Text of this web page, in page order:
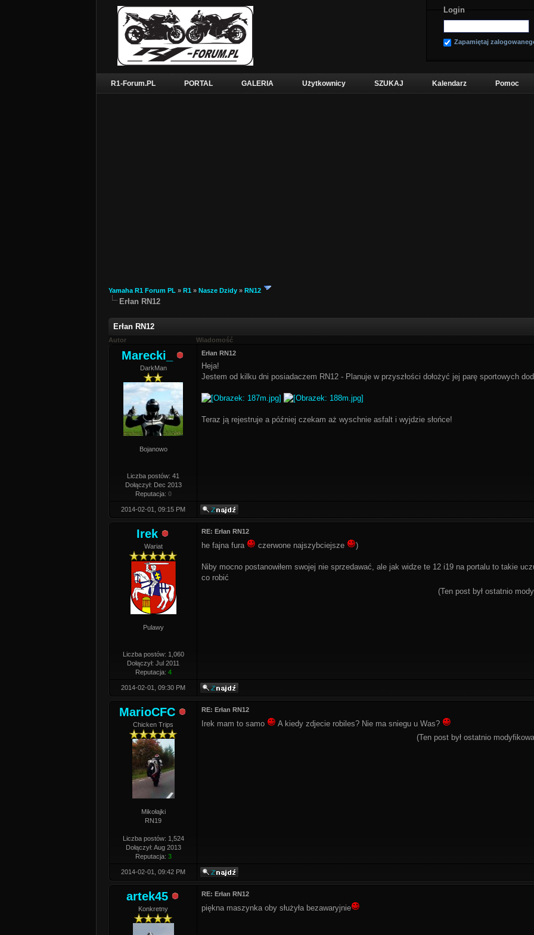
Login
Zapamiętaj
R1-Forum.PL PORTAL GALERIA Użytkownicy SZUKAJ Kalendarz Pomoc
Yamaha R1 Forum PL » R1 » Nasze Dzidy » RN12
Erłan RN12
Erłan RN12
Autor Wiadomość
Marecki_
DarkMan
Bojanowo
Liczba postów: 41
Dołączył: Dec 2013
Reputacja: 0
Erłan RN12
Heja!
Jestem od kilku dni posiadaczem RN12 - Planuje w przyszłości dołożyć jej parę sportowych
Teraz ją rejestruje a później czekam aż wyschnie asfalt i wyjdzie słońce!
2014-02-01, 09:15 PM
Irek
Wariat
Pulawy
Liczba postów: 1,060
Dołączył: Jul 2011
Reputacja: 4
RE: Erłan RN12
he fajna fura czerwone najszybciejsze )
Niby mocno postanowiłem swojej nie sprzedawać, ale jak widze te 12 i19 na portalu to takie
co robić
(Ten post był ostatnio
2014-02-01, 09:30 PM
MarioCFC
Chicken Trips
Mikołajki
RN19
Liczba postów: 1,524
Dołączył: Aug 2013
Reputacja: 3
RE: Erłan RN12
Irek mam to samo
A kiedy zdjecie robiles? Nie ma sniegu u Was?
(Ten post był ostatnio
2014-02-01, 09:42 PM
artek45
Konkretny
RE: Erłan RN12
piękna maszynka oby służyła bezawaryjnie